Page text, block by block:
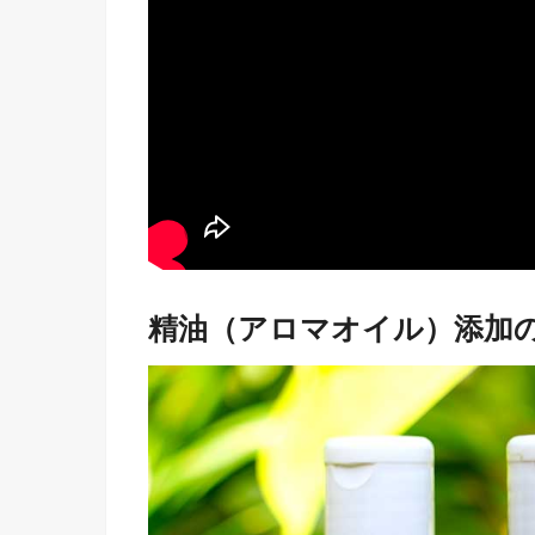
精油（アロマオイル）添加